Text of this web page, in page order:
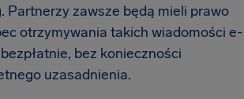
Partnerzy zawsze będą mieli prawo
otrzymywania takich wiadomości e-
bez konieczności
uzasadnienia.